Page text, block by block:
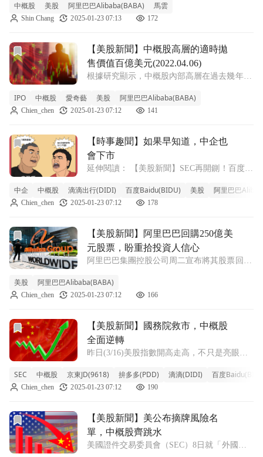
延伸閱讀: 【美股新聞】中概股高層的適時拋
售價值百億美元 (2022.04.06) 【美股新
中概股 美股 阿里巴巴Alibaba(BABA) 馬雲
Shin Chang 2025-01-23 07:13 172
前往【美股新聞】中概股高層的適時拋售價值百億美元
【美股新聞】中概股高層的適時拋
售價值百億美元(2022.04.06)
根據研究顯示，中概股內部高層在過去幾年中
損失。 研究人員發現，中國在美上市公司的
高層人事透過在股價大幅下降前出售股票，避
IPO 中概股 愛奇藝 美股 阿里巴巴Alibaba(BABA)
Chien_chen 2025-01-23 07:12 141
前往【時事趣聞】如果早知道，中企也會下市文章頁
【時事趣聞】如果早知道，中企也
會下市
延伸閱讀： 【美股新聞】SEC再開鍘！百度、
國務院救市，中概股全面逆轉 【美股新聞】
美公布摘牌風險名單，中概股齊跳水 中國預
中企 中概股 滴滴出行(DIDI) 百度Baidu(BIDU) 美股 阿里巴巴
Chien_chen 2025-01-23 07:12 178
前往【美股新聞】阿里巴巴回購250億美元股票，盼重拾投資
【美股新聞】阿里巴巴回購250億美
元股票，盼重拾投資人信心
阿里巴巴集團控股公司周二宣布將其股票回購
望讓投資人能夠在其股價下跌超過一半以上之
後能重拾對公司的信心。 這項回購計劃有效
美股 阿里巴巴Alibaba(BABA)
Chien_chen 2025-01-23 07:12 166
前往【美股新聞】國務院救市，中概股全面逆轉文章頁
【美股新聞】國務院救市，中概股
全面逆轉
昨日(3/16)美股指數開高走高，不只是亮眼的
點的中概股同樣值得關注。中國國務院金融穩
定與發展委員會昨日召開會議，誓言妥善解決
SEC 中概股 京東JD(9618) 拚多多(PDD) 滴滴(DIDI) 百度
Chien_chen 2025-01-23 07:12 190
前往【美股新聞】美公布摘牌風險名單，中概股齊跳水文章頁
【美股新聞】美公布摘牌風險名
單，中概股齊跳水
美國證件交易委員會（SEC）8日就「外國公